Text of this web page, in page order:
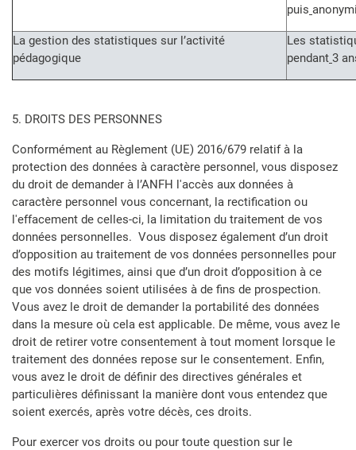
puis
La gestion des statistiques sur l’activité
pédagogique
Les
pendant 3
5. DROITS DES PERSONNES
Conformément au Règlement (UE) 2016/679 relatif à la
protection des données à caractère personnel, vous disposez
du droit de demander à l’ANFH l'accès aux données à
caractère personnel vous concernant, la rectification ou
l'effacement de celles-ci, la limitation du traitement de vos
données personnelles. Vous disposez également d’un droit
d’opposition au traitement de vos données personnelles pour
des motifs légitimes, ainsi que d’un droit d’opposition à ce
que vos données soient utilisées à de fins de prospection.
Vous avez le droit de demander la portabilité des données
dans la mesure où cela est applicable. De même, vous avez le
droit de retirer votre consentement à tout moment lorsque le
traitement des données repose sur le consentement. Enfin,
vous avez le droit de définir des directives générales et
particulières définissant la manière dont vous entendez que
soient exercés, après votre décès, ces droits.
Pour exercer vos droits ou pour toute question sur le